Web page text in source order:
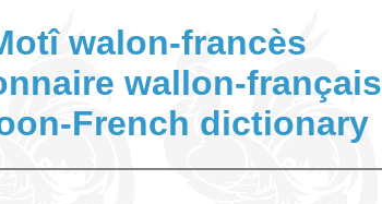
walon-francès
wallon-français
French dictionary